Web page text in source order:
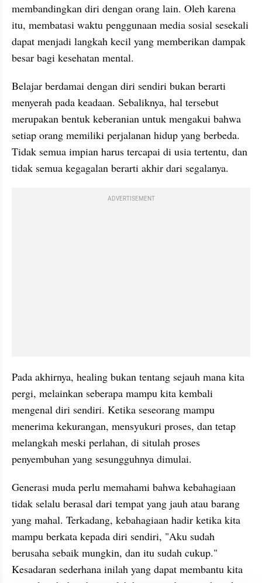
membandingkan diri dengan orang lain. Oleh karena
itu, membatasi waktu penggunaan media sosial sesekali
dapat menjadi langkah kecil yang memberikan dampak
besar bagi kesehatan mental.
Belajar berdamai dengan diri sendiri bukan berarti
menyerah pada keadaan. Sebaliknya, hal tersebut
merupakan bentuk keberanian untuk mengakui bahwa
setiap orang memiliki perjalanan hidup yang berbeda.
Tidak semua impian harus tercapai di usia tertentu, dan
tidak semua kegagalan berarti akhir dari segalanya.
ADVERTISEMENT
Pada akhirnya, healing bukan tentang sejauh mana kita
pergi, melainkan seberapa mampu kita kembali
mengenal diri sendiri. Ketika seseorang mampu
menerima kekurangan, mensyukuri proses, dan tetap
melangkah meski perlahan, di situlah proses
penyembuhan yang sesungguhnya dimulai.
Generasi muda perlu memahami bahwa kebahagiaan
tidak selalu berasal dari tempat yang jauh atau barang
yang mahal. Terkadang, kebahagiaan hadir ketika kita
mampu berkata kepada diri sendiri, "Aku sudah
berusaha sebaik mungkin, dan itu sudah cukup."
Kesadaran sederhana inilah yang dapat membantu kita